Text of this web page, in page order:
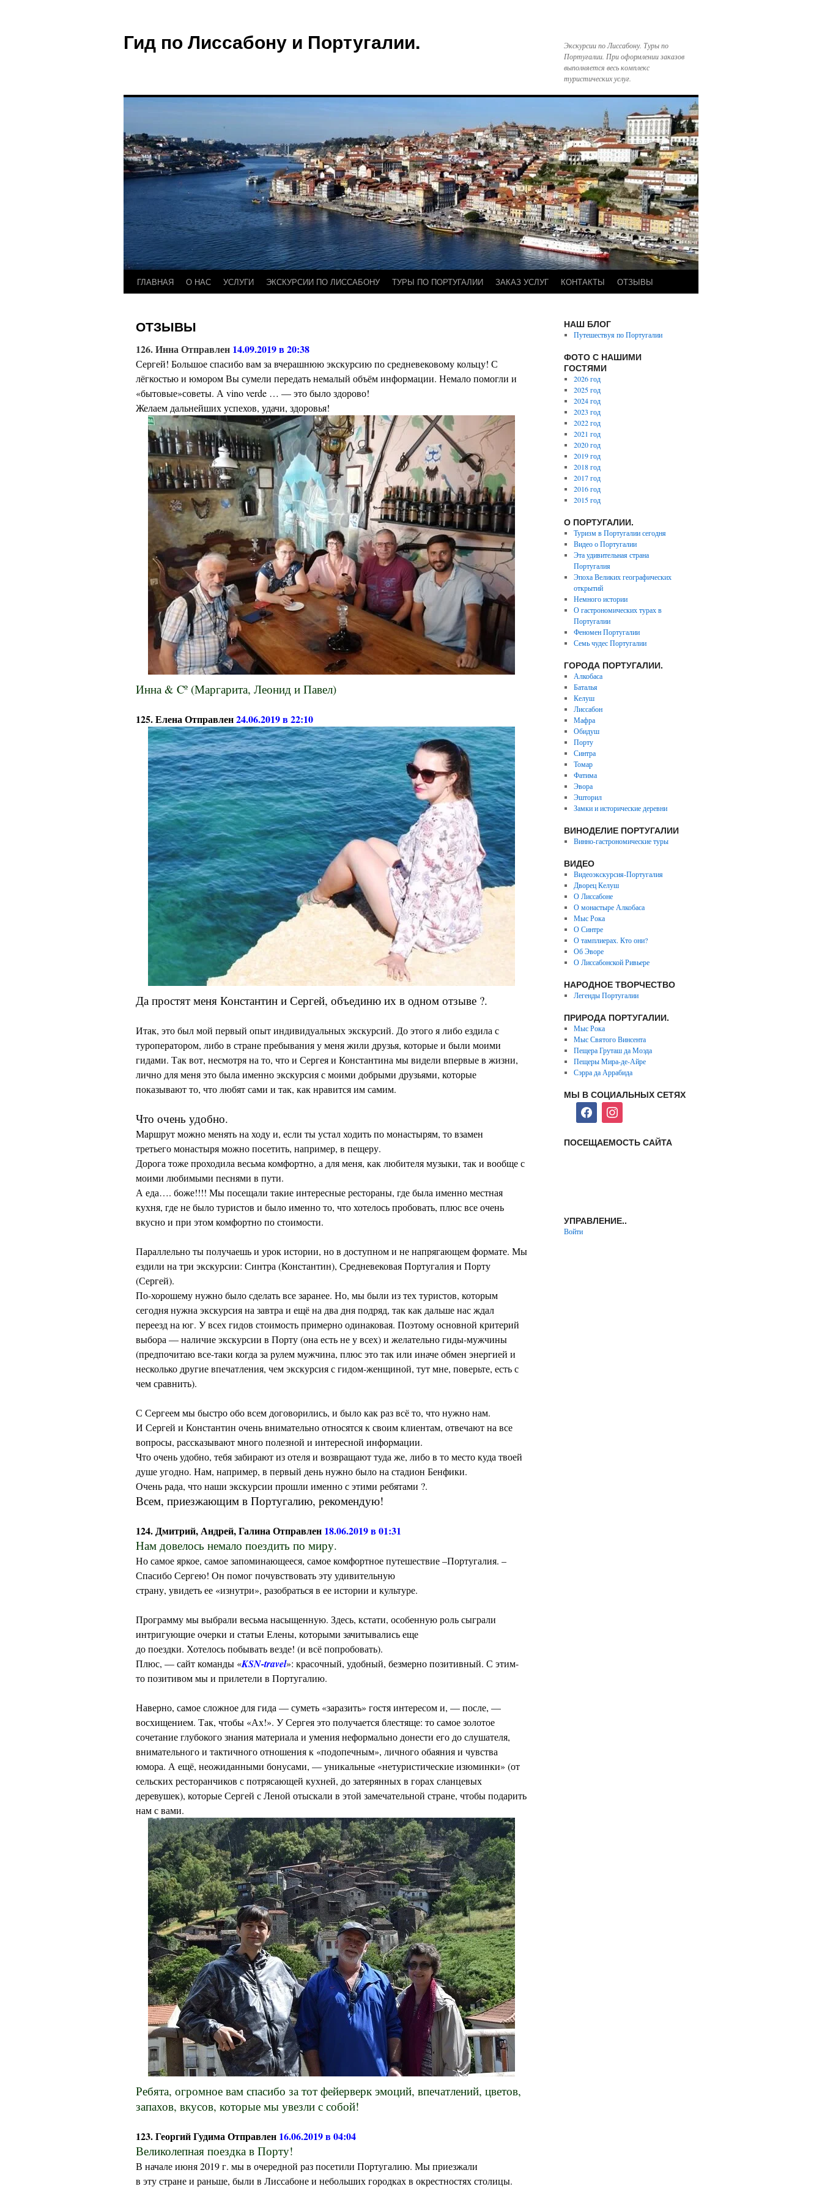
Гид по Лиссабону и Португалии.
Экскурсии по Лиссабону. Туры по
Португалии. При оформлении заказов
выполняется весь комплекс
туристических услуг.
Перейти
содержимому
ГЛАВНАЯ О НАС УСЛУГИ ЭКСКУРСИИ ПО ЛИССАБОНУ ТУРЫ ПО ПОРТУГАЛИИ ЗАКАЗ УСЛУГ КОНТАКТЫ ОТЗЫВЫ
ОТЗЫВЫ
126. Инна Отправлен 14.09.2019 в 20:38
Сергей! Большое спасибо вам за вчерашнюю экскурсию по средневековому кольцу! С
лёгкостью и юмором Вы сумели передать немалый объём информации. Немало помогли и
«бытовые»советы. А vino verde … — это было здорово!
Желаем дальнейших успехов, удачи, здоровья!
Инна & Cº (Маргарита, Леонид и Павел)
125. Елена Отправлен24.06.2019 в 22:10
Да простят меня Константин и Сергей, объединю их в одном отзыве ?.
Итак, это был мой первый опыт индивидуальных экскурсий. До этого я либо ездила с
туроператором, либо в стране пребывания у меня жили друзья, которые и были моими
гидами. Так вот, несмотря на то, что и Сергея и Константина мы видели впервые в жизни,
лично для меня это была именно экскурсия с моими добрыми друзьями, которые
показывают то, что любят сами и так, как нравится им самим.
Что очень удобно.
Маршрут можно менять на ходу и, если ты устал ходить по монастырям, то взамен
третьего монастыря можно посетить, например, в пещеру.
Дорога тоже проходила весьма комфортно, а для меня, как любителя музыки, так и вообще с
моими любимыми песнями в пути.
А еда…. боже!!!! Мы посещали такие интересные рестораны, где была именно местная
кухня, где не было туристов и было именно то, что хотелось пробовать, плюс все очень
вкусно и при этом комфортно по стоимости.
Параллельно ты получаешь и урок истории, но в доступном и не напрягающем формате. Мы
ездили на три экскурсии: Синтра (Константин), Средневековая Португалия и Порту
(Сергей).
По-хорошему нужно было сделать все заранее. Но, мы были из тех туристов, которым
сегодня нужна экскурсия на завтра и ещё на два дня подряд, так как дальше нас ждал
переезд на юг. У всех гидов стоимость примерно одинаковая. Поэтому основной критерий
выбора — наличие экскурсии в Порту (она есть не у всех) и желательно гиды-мужчины
(предпочитаю все-таки когда за рулем мужчина, плюс это так или иначе обмен энергией и
несколько другие впечатления, чем экскурсия с гидом-женщиной, тут мне, поверьте, есть с
чем сравнить).
С Сергеем мы быстро обо всем договорились, и было как раз всё то, что нужно нам.
И Сергей и Константин очень внимательно относятся к своим клиентам, отвечают на все
вопросы, рассказывают много полезной и интересной информации.
Что очень удобно, тебя забирают из отеля и возвращают туда же, либо в то место куда твоей
душе угодно. Нам, например, в первый день нужно было на стадион Бенфики.
Очень рада, что наши экскурсии прошли именно с этими ребятами ?.
Всем, приезжающим в Португалию, рекомендую!
124. Дмитрий, Андрей, Галина Отправлен 18.06.2019 в 01:31
Нам довелось немало поездить по миру.
Но самое яркое, самое запоминающееся, самое комфортное путешествие –Португалия. –
Спасибо Сергею! Он помог почувствовать эту удивительную
страну, увидеть ее «изнутри», разобраться в ее истории и культуре.
Программу мы выбрали весьма насыщенную. Здесь, кстати, особенную роль сыграли
интригующие очерки и статьи Елены, которыми зачитывались еще
до поездки. Хотелось побывать везде! (и всё попробовать).
Плюс, — сайт команды «KSN-travel»: красочный, удобный, безмерно позитивный. С этим-
то позитивоммы и прилетели в Португалию.
Наверно, самое сложное для гида — суметь «заразить» гостя интересом и, — после, —
восхищением. Так, чтобы «Ах!». У Сергея это получается блестяще: то самое золотое
сочетание глубокого знания материала и умения неформально донести его до слушателя,
внимательного и тактичного отношения к «подопечным», личного обаяния и чувства
юмора. А ещё, неожиданными бонусами, — уникальные «нетуристические изюминки» (от
сельских ресторанчиков с потрясающей кухней, до затерянных в горах сланцевых
деревушек), которые Сергей с Леной отыскали в этой замечательной стране, чтобы подарить
нам с вами.
Ребята, огромное вам спасибо за тот фейерверк эмоций, впечатлений, цветов,
запахов, вкусов, которые мы увезли с собой!
123. Георгий Гудима Отправлен 16.06.2019 в 04:04
Великолепная поездка в Порту!
В начале июня 2019 г. мы в очередной раз посетили Португалию. Мы приезжали
в эту стране и раньше, были в Лиссабоне и небольших городках в окрестностях столицы.
НАШ БЛОГ
Путешествуя по Португалии
ФОТО С НАШИМИ
ГОСТЯМИ
2026 год
2025 год
2024 год
2023 год
2022 год
2021 год
2020 год
2019 год
2018 год
2017 год
2016 год
2015 год
О ПОРТУГАЛИИ.
Туризм в Португалии сегодня
Видео о Португалии
Эта удивительная страна
Португалия
Эпоха Великих географических
открытий
Немного истории
О гастрономических турах в
Португалии
Феномен Португалии
Семь чудес Португалии
ГОРОДА ПОРТУГАЛИИ.
Алкобаса
Баталья
Келуш
Лиссабон
Мафра
Обидуш
Порту
Синтра
Томар
Фатима
Эвора
Эшторил
Замки и исторические деревни
ВИНОДЕЛИЕ ПОРТУГАЛИИ
Винно-гастрономические туры
ВИДЕО
Видеоэкскурсия-Португалия
Дворец Келуш
О Лиссабоне
О монастыре Алкобаса
Мыс Рока
О Синтре
О тамплиерах. Кто они?
Об Эворе
О Лиссабонской Ривьере
НАРОДНОЕ ТВОРЧЕСТВО
Легенды Португалии
ПРИРОДА ПОРТУГАЛИИ.
Мыс Рока
Мыс Святого Винсента
Пещера Груташ да Моэда
Пещеры Мира-де-Айре
Сэрра да Аррабида
МЫ В СОЦИАЛЬНЫХ СЕТЯХ
facebook instagram
ПОСЕЩАЕМОСТЬ САЙТА
УПРАВЛЕНИЕ..
Войти